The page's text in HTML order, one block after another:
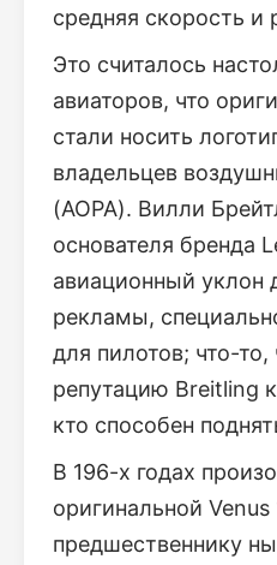
средняя скорость и
Это считалось
авиаторов, что
стали носить
владельцев
(AOPA). Вилли
основателя бренда
авиационный
рекламы,
для пилотов; что-то,
репутацию Breitling
кто способен
В 196-х годах
оригинальной
предшественнику